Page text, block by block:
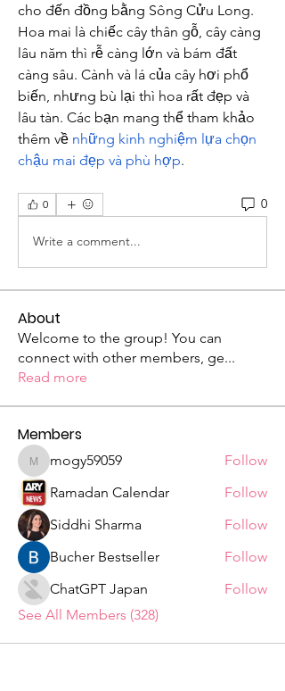
cho đến đồng bằng Sông Cửu Long.
Hoa mai là chiếc cây thân gỗ, cây càng
lâu năm thì rễ càng lớn và bám đất
càng sâu. Cành và lá của cây hơi phổ
biến, nhưng bù lại thì hoa rất đẹp và
lâu tàn. Các bạn mang thể tham khảo
thêm về những kinh nghiệm lựa chọn
chậu mai đẹp và phù hợp.
0 0
Write a comment...
About
Welcome to the group! You can
connect with other members, ge...
Read more
Members
mogy59059
mogy59059
Follow
Ramadan Calendar
Follow
Siddhi Sharma
Follow
Bucher Bestseller
Follow
ChatGPT Japan
Follow
See All Members (328)